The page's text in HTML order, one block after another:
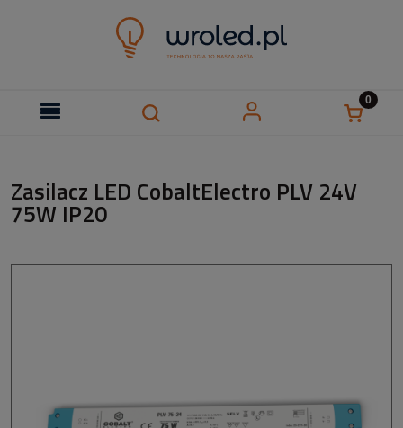
Zasilacz LED CobaltElectro PLV 24V
75W IP20